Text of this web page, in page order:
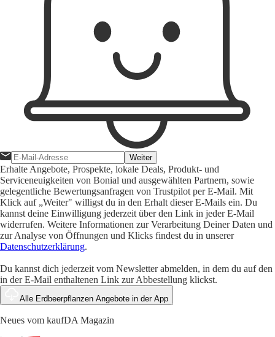
Weiter
Erhalte Angebote, Prospekte, lokale Deals, Produkt- und
Serviceneuigkeiten von Bonial und ausgewählten Partnern, sowie
gelegentliche Bewertungsanfragen von Trustpilot per E-Mail. Mit
Klick auf „Weiter" willigst du in den Erhalt dieser E-Mails ein. Du
kannst deine Einwilligung jederzeit über den Link in jeder E-Mail
widerrufen. Weitere Informationen zur Verarbeitung Deiner Daten und
zur Analyse von Öffnungen und Klicks findest du in unserer
Datenschutzerklärung.
Du kannst dich jederzeit vom Newsletter abmelden, in dem du auf den
in der E-Mail enthaltenen Link zur Abbestellung klickst.
Alle Erdbeerpflanzen Angebote in der App
Neues vom kaufDA Magazin